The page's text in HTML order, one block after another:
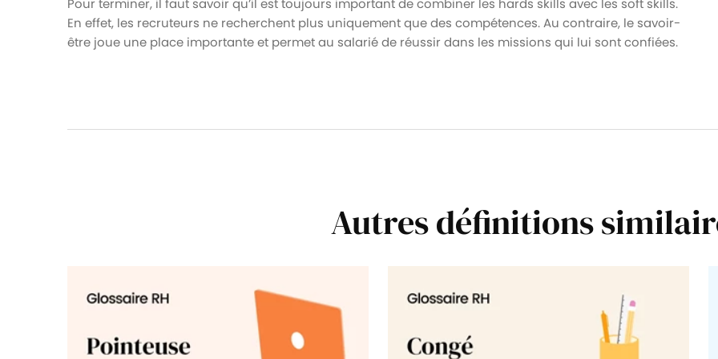
Pour terminer, il faut savoir qu’il est toujours important de combiner les hards skills avec les soft skills.
En effet, les recruteurs ne recherchent plus uniquement que des compétences. Au contraire, le savoir-
être joue une place importante et permet au salarié de réussir dans les missions qui lui sont confiées.
Autres définitions